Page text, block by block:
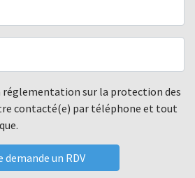
réglementation sur la protection des
contacté(e) par téléphone et tout